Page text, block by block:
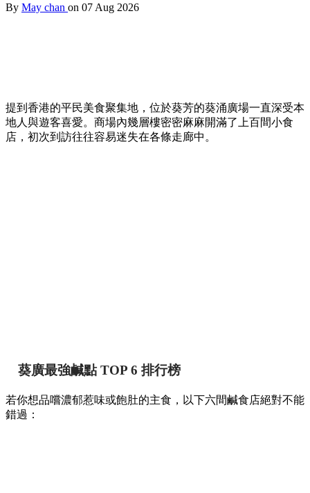
By May chan on 07 Aug 2026
提到香港的平民美食聚集地，位於葵芳的葵涌廣場一直深受本
地人與遊客喜愛。商場內幾層樓密密麻麻開滿了上百間小食
店，初次到訪往往容易迷失在各條走廊中。
葵廣最強鹹點 TOP 6 排行榜
若你想品嚐濃郁惹味或飽肚的主食，以下六間鹹食店絕對不能
錯過：